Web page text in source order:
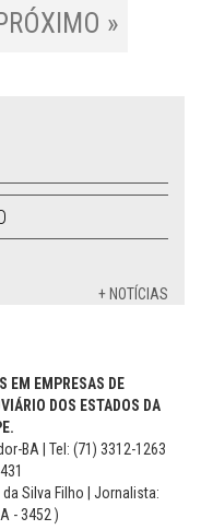
»
+ NOTÍCIAS
EM EMPRESAS DE
DOS ESTADOS DA
BA | Tel: (71) 3312-1263
Silva Filho | Jornalista:
- 3452 )